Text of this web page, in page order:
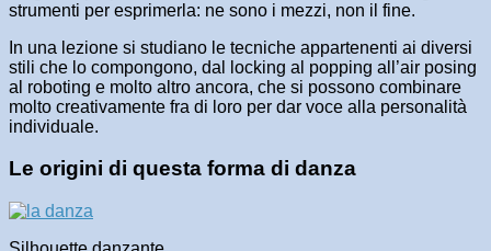
strumenti per esprimerla: ne sono i mezzi, non il fine.
In una lezione si studiano le tecniche appartenenti ai diversi
stili che lo compongono, dal locking al popping all’air posing
al roboting e molto altro ancora, che si possono combinare
molto creativamente fra di loro per dar voce alla personalità
individuale.
Le origini di questa forma di danza